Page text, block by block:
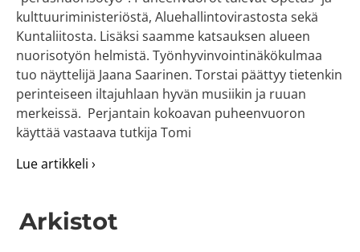
Arkistot
kulttuuriministeriöstä, Aluehallintovirastosta sekä
Kuntaliitosta. Lisäksi saamme katsauksen alueen
nuorisotyön helmistä. Työnhyvinvointinäkökulmaa
tuo näyttelijä Jaana Saarinen. Torstai päättyy tietenkin
perinteiseen iltajuhlaan hyvän musiikin ja ruuan
merkeissä. Perjantain kokoavan puheenvuoron
käyttää vastaava tutkija Tomi
Lue artikkeli ›